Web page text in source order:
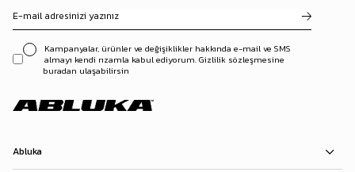
Kampanyalar, ürünler ve değişiklikler hakkında e-mail ve SMS
almayı kendi rızamla kabul ediyorum. Gizlilik sözleşmesine
buradan ulaşabilirsin
Abluka